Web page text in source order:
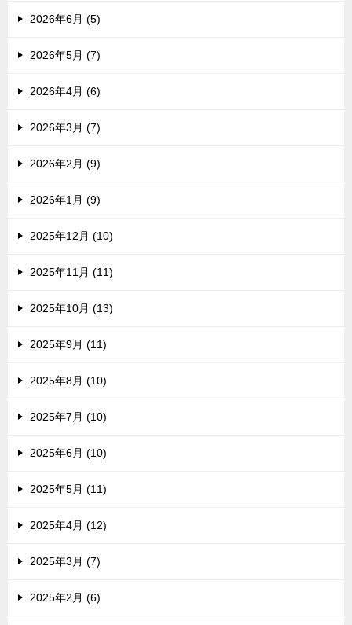
2026年6月 (5)
2026年5月 (7)
2026年4月 (6)
2026年3月 (7)
2026年2月 (9)
2026年1月 (9)
2025年12月 (10)
2025年11月 (11)
2025年10月 (13)
2025年9月 (11)
2025年8月 (10)
2025年7月 (10)
2025年6月 (10)
2025年5月 (11)
2025年4月 (12)
2025年3月 (7)
2025年2月 (6)